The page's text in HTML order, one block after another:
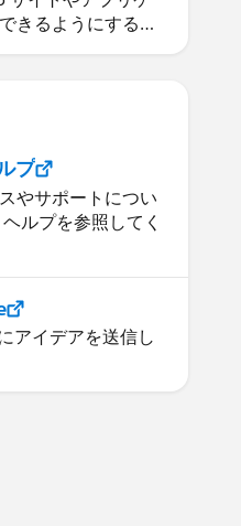
きるようにする方
プ
やサポートについ
ルプを参照してく
アイデアを送信し